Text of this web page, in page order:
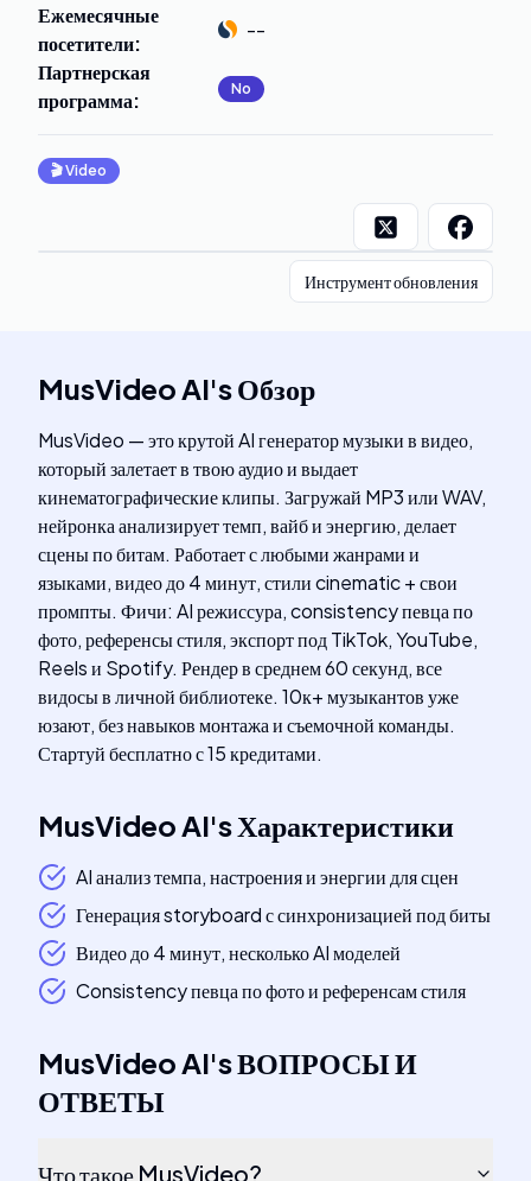
Ежемесячные
посетители:
--
Партнерская
программа: No
🎬Video
Инструмент обновления
MusVideo AI'sОбзор
MusVideo — это крутой AI генератор музыки в видео,
который залетает в твою аудио и выдает
кинематографические клипы. Загружай MP3 или WAV,
нейронка анализирует темп, вайб и энергию, делает
сцены по битам. Работает с любыми жанрами и
языками, видео до 4 минут, стили cinematic + свои
промпты. Фичи: AI режиссура, consistency певца по
фото, референсы стиля, экспорт под TikTok, YouTube,
Reels и Spotify. Рендер в среднем 60 секунд, все
видосы в личной библиотеке. 10к+ музыкантов уже
юзают, без навыков монтажа и съемочной команды.
Стартуй бесплатно с 15 кредитами.
MusVideo AI'sХарактеристики
AI анализ темпа, настроения и энергии для сцен
Генерация storyboard с синхронизацией под биты
Видео до 4 минут, несколько AI моделей
Consistency певца по фото и референсам стиля
MusVideo AI'sВОПРОСЫ И
ОТВЕТЫ
Что такое MusVideo?